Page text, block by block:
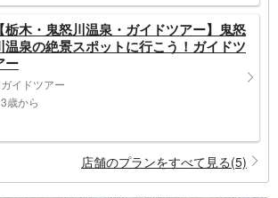
【栃木・鬼怒川温泉・ガイドツアー】鬼怒
温泉の絶景スポットに行こう！ガイドツ
ー
ガイドツアー
3歳から
店舗のプランをすべて見る(5)